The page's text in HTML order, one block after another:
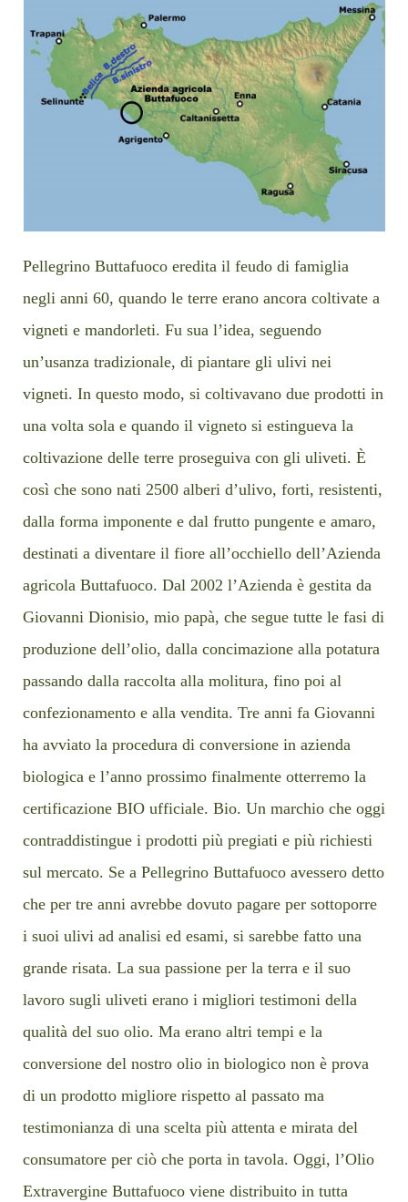
Pellegrino Buttafuoco eredita il feudo di famiglia
negli anni 60, quando le terre erano ancora coltivate a
vigneti e mandorleti. Fu sua l’idea, seguendo
un’usanza tradizionale, di piantare gli ulivi nei
vigneti. In questo modo, si coltivavano due prodotti in
una volta sola e quando il vigneto si estingueva la
coltivazione delle terre proseguiva con gli uliveti. È
così che sono nati 2500 alberi d’ulivo, forti, resistenti,
dalla forma imponente e dal frutto pungente e amaro,
destinati a diventare il fiore all’occhiello dell’Azienda
agricola Buttafuoco. Dal 2002 l’Azienda è gestita da
Giovanni Dionisio, mio papà, che segue tutte le fasi di
produzione dell’olio, dalla concimazione alla potatura
passando dalla raccolta alla molitura, fino poi al
confezionamento e alla vendita. Tre anni fa Giovanni
ha avviato la procedura di conversione in azienda
biologica e l’anno prossimo finalmente otterremo la
certificazione BIO ufficiale. Bio. Un marchio che oggi
contraddistingue i prodotti più pregiati e più richiesti
sul mercato. Se a Pellegrino Buttafuoco avessero detto
che per tre anni avrebbe dovuto pagare per sottoporre
i suoi ulivi ad analisi ed esami, si sarebbe fatto una
grande risata. La sua passione per la terra e il suo
lavoro sugli uliveti erano i migliori testimoni della
qualità del suo olio. Ma erano altri tempi e la
conversione del nostro olio in biologico non è prova
di un prodotto migliore rispetto al passato ma
testimonianza di una scelta più attenta e mirata del
consumatore per ciò che porta in tavola. Oggi, l’Olio
Extravergine Buttafuoco viene distribuito in tutta